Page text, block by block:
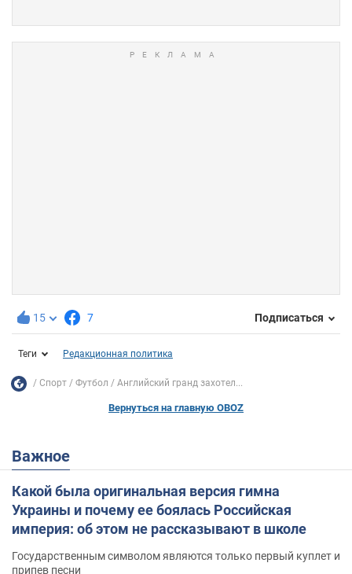
15 7 Подписаться
Теги Редакционная политика
Спорт Футбол Английский гранд захотел...
Вернуться на главную OBOZ
Важное
Какой была оригинальная версия гимна
Украины и почему ее боялась Российская
империя: об этом не рассказывают в школе
Государственным символом являются только первый куплет и
припев песни